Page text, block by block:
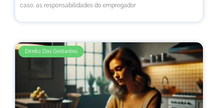
caso, as responsabilidades do empregador
Direito Das Gestantes